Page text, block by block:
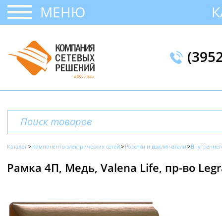
МЕНЮ
Каталог Компоненты электрических сетей Розетки и выключатели
Рамка 4П, Медь, Valena Life, пр-во